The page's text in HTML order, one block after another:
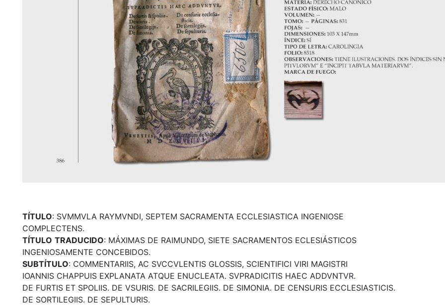
TÍTULO: SVMMVLA RAYMVNDI, SEPTEM SACRAMENTA ECCLESIASTICA INGENIOSE
COMPLECTENS.
TÍTULO TRADUCIDO: MÁXIMAS DE RAIMUNDO, SIETE SACRAMENTOS ECLESIÁSTICOS
INGENIOSAMENTE CONCEBIDOS.
SUBTÍTULO: COMMENTARIIS, AC SVCCVLENTIS GLOSSIS, SCIENTIFICI VIRI MAGISTRI
IOANNIS CHAPPUIS EXPLANATA ATQUE ENUCLEATA. SVPRADICITIS HAEC ADDVNTVR.
DE FURTIS ET SPOLIIS. DE VSURIS. DE SACRILEGIIS. DE SIMONIA. DE CENSURIS ECCLESIASTICIS.
DE SORTILEGIIS. DE SEPULTURIS.